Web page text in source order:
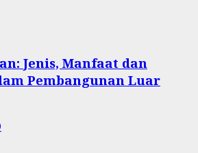
Jenis, Manfaat dan
Pembangunan Luar